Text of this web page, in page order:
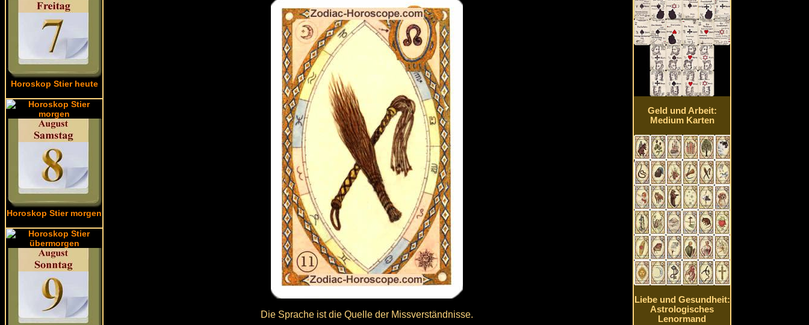
Horoskop Stier heute
Horoskop Stier morgen
Die Sprache ist die Quelle der Missverständnisse.
Geld und Arbeit:
Medium Karten
Liebe und Gesundheit:
Astrologisches
Lenormand